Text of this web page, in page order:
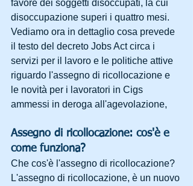
favore dei soggetti disoccupati, la cui
disoccupazione superi i quattro mesi.
Vediamo ora in dettaglio cosa prevede
il testo del decreto Jobs Act circa i
servizi per il lavoro e le politiche attive
riguardo l'assegno di ricollocazione e
le novità per i lavoratori in Cigs
ammessi in deroga all'agevolazione,
Assegno di ricollocazione: cos'è e
come funziona?
Che cos'è l'assegno di ricollocazione?
L'assegno di ricollocazione, è un nuovo